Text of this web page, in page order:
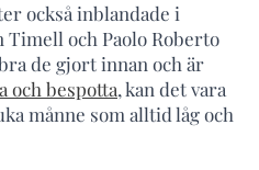
också inblandade i
Timell och Paolo Roberto
de gjort innan och är
och bespotta, kan det vara
månne som alltid låg och